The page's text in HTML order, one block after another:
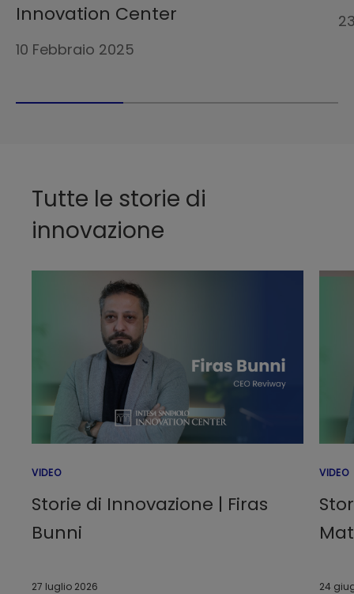
Innovation Center
10 Febbraio 2025
Tutte le storie di
innovazione
VIDEO
Storie di Innovazione | Firas
Bunni
27 luglio 2026
VIDEO
24